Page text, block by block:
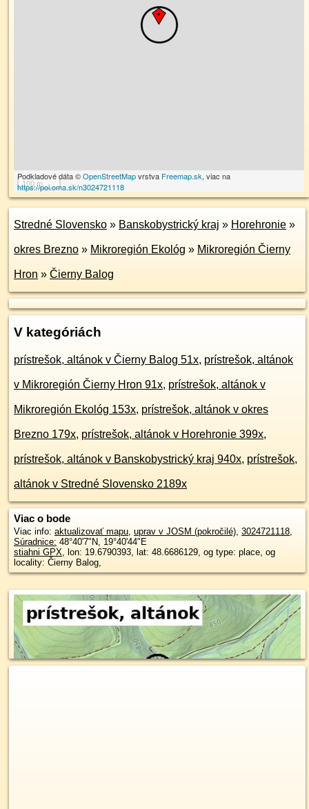
100 m
Podkladové dáta ©OpenStreetMapvrstva Freemap.sk, viac na
https://poi.oma.sk/n3024721118
Stredné Slovensko » Banskobystrický kraj » Horehronie »
okres Brezno » Mikroregión Ekológ » Mikroregión Čierny
Hron » Čierny Balog
V kategóriách
prístrešok, altánok v Čierny Balog 51x, prístrešok, altánok
v Mikroregión Čierny Hron 91x, prístrešok, altánok v
Mikroregión Ekológ 153x, prístrešok, altánok v okres
Brezno 179x, prístrešok, altánok v Horehronie 399x,
prístrešok, altánok v Banskobystrický kraj 940x, prístrešok,
altánok v Stredné Slovensko 2189x
Viac o bode
Viac info: aktualizovať mapu, uprav v JOSM (pokročilé), 3024721118,
Súradnice: 48°40'7"N, 19°40'44"E
stiahni GPX, lon: 19.6790393, lat: 48.6686129, og type: place, og
locality: Čierny Balog,